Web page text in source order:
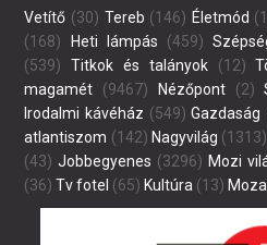
Vetítő (30) Tereb (146) Életmód
(168)
Heti lámpás (459)
(539)
Titkok és talányok(12)
magamét (9467) Nézőpont(2)
Irodalmi kávéház (549) Gazdaság
atlantiszom (142) Nagyvilág (1313)
(43) Jobbegyenes (3296) Mozi
(36) Tv fotel (65) Kultúra (13)